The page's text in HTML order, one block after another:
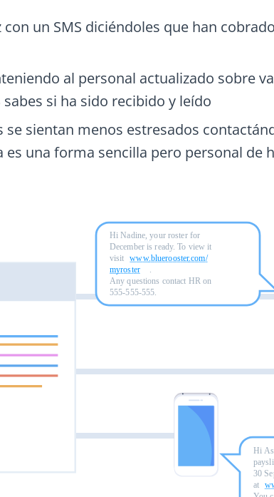
un SMS diciéndoles que han
al personal actualizado sobre
si ha sido recibido y leído
sientan menos estresados
es una forma sencilla pero personal de